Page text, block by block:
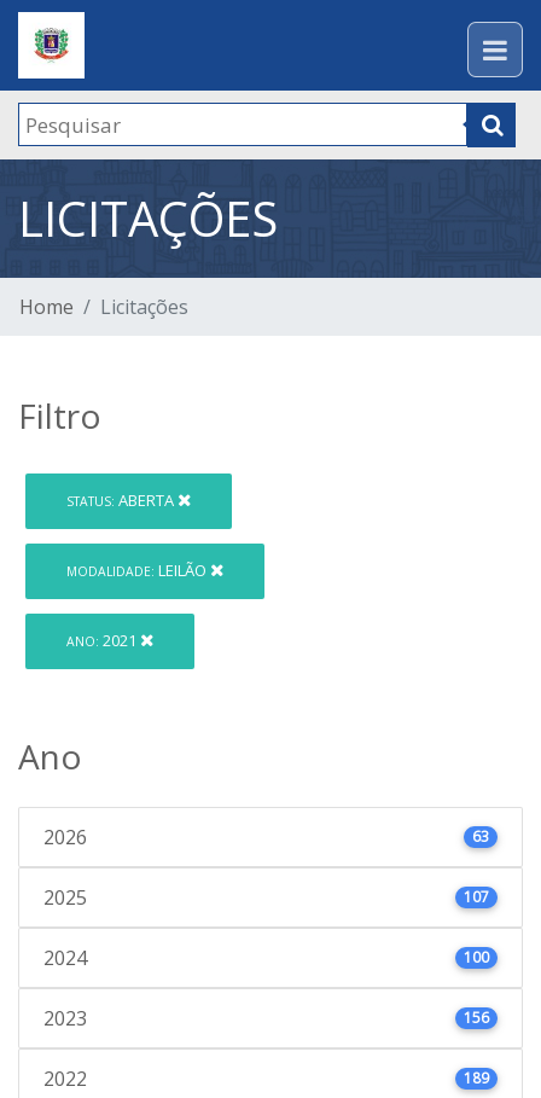
LICITAÇÕES
Home Licitações
Filtro
STATUS: ABERTA
MODALIDADE: LEILÃO
ANO: 2021
Ano
2026 63
2025 107
2024 100
2023 156
2022 189